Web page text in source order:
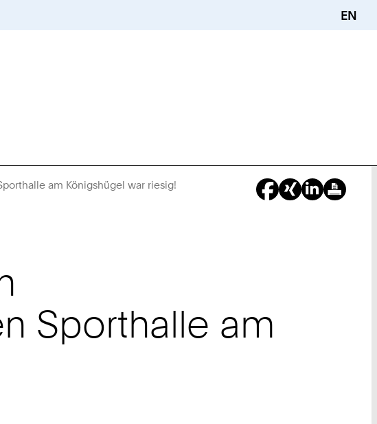
EN
am Königshügel war riesig!
Sporthalle am